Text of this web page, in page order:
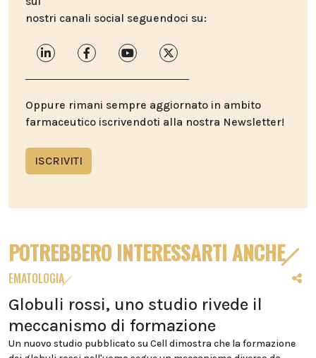
nostri canali social seguendoci su:
Oppure rimani sempre aggiornato in ambito
farmaceutico iscrivendoti alla nostra Newsletter!
ISCRIVITI
POTREBBERO INTERESSARTI ANCHE
EMATOLOGIA
Globuli rossi, uno studio rivede il
meccanismo di formazione
Un nuovo studio pubblicato su Cell dimostra che la formazione